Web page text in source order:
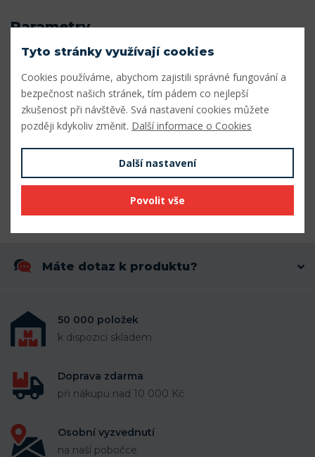
Parametry
Profil
Šířka profilu (mm)
Výška profilu (mm)
Máte dotaz k produktu?
50 000 položek
k dispozici skladem
Doprava zdarma
při nákupu nad 10 000 Kč
Osobní vyzvednutí
na naší pobočce
Tyto stránky využívají cookies
Cookies používáme, abychom zajistili správné fungování a
bezpečnost našich stránek, tím pádem co nejlepší
zkušenost při návštěvě. Svá nastavení cookies můžete
později kdykoliv změnit. Další informace o Cookies
Další nastavení
Povolit vše